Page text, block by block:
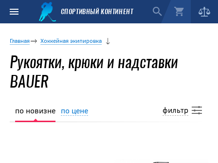
СПОРТИВНЫЙ КОНТИНЕНТ
Главная Хоккейная экипировка
Рукоятки, крюки и надставки
BAUER
фильтр
по новизне по цене